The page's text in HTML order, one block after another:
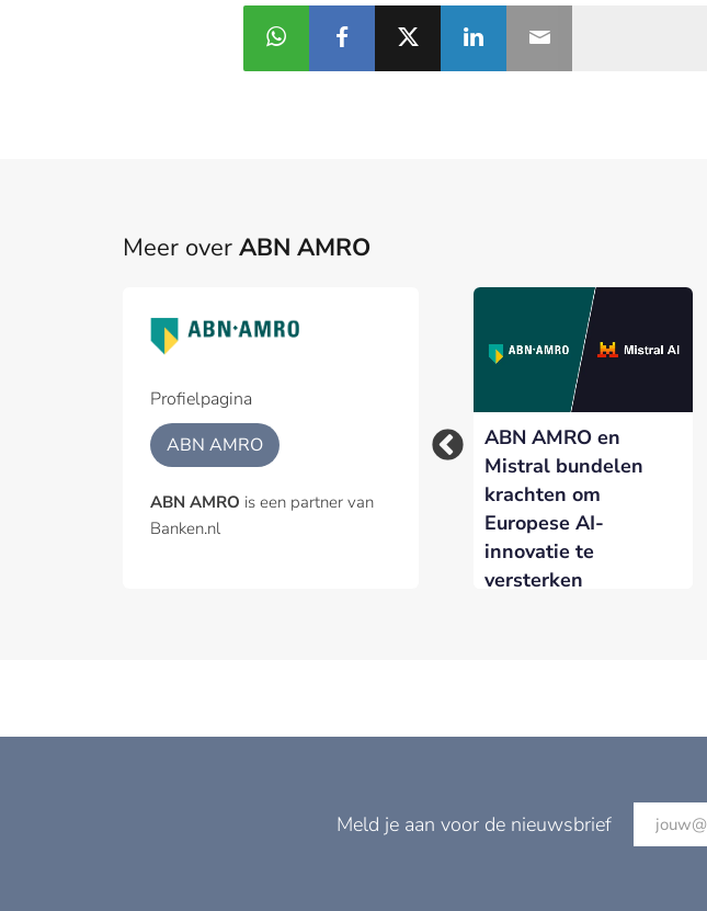
Meer over ABN AMRO
Profielpagina
ABN AMRO
ABN AMRO is een partner van
Banken.nl
Woningmarkt koelt
verder af nu hogere
ABN AMRO – ODDO
BHF voor vijfde jaar
op rij Best Benelux
ABN AMRO en
Mistral bundelen
krachten om
Europese AI-
innovatie te
versterken
Meld je aan voor de nieuwsbrief